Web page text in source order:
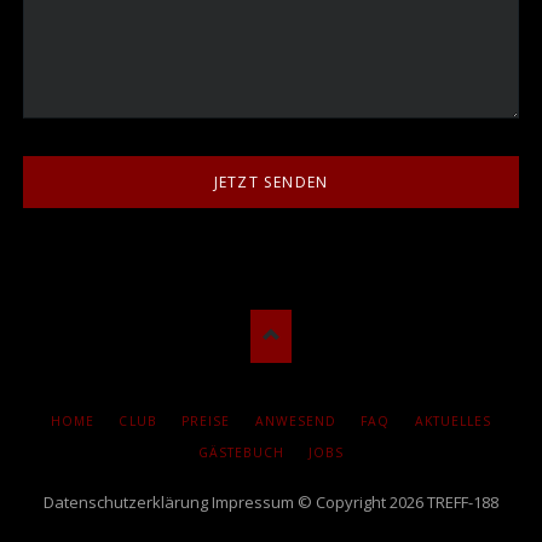
JETZT SENDEN
NAVIGATION
HOME CLUB PREISE ANWESEND FAQ
AKTUELLES
GÄSTEBUCH
JOBS
Datenschutzerklärung Impressum © Copyright 2026 TREFF-188